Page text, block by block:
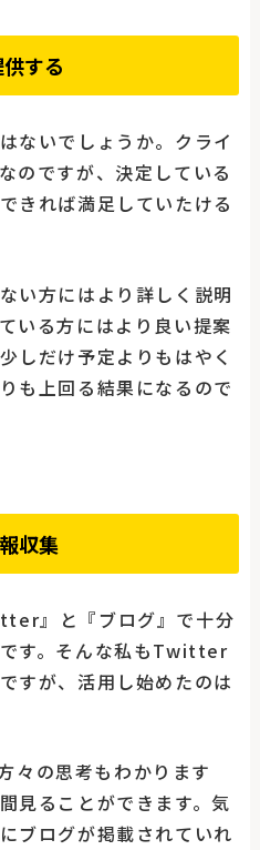
する
ないでしょうか。クライ
のですが、決定している
きれば満足していたける
い方にはより詳しく説明
いる方にはより良い提案
しだけ予定よりもはやく
も上回る結果になるので
収集
』と『ブログ』で十分
す。そんな私もTwitter
すが、活用し始めたのは
の思考もわかります
見ることができます。気
ブログが掲載されていれ